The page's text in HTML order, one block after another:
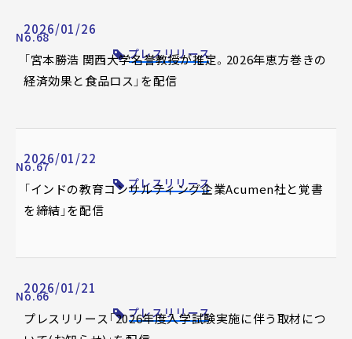
2026/01/26
No.68
プレスリリース
「宮本勝浩 関西大学名誉教授が推定。2026年恵方巻きの
経済効果と食品ロス」を配信
2026/01/22
No.67
プレスリリース
「インドの教育コンサルティング企業Acumen社と覚書
を締結」を配信
2026/01/21
No.66
プレスリリース
プレスリリース「2026年度入学試験実施に伴う取材につ